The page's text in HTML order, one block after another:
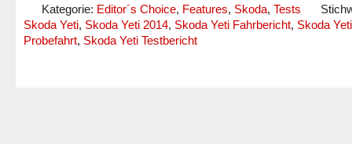
Kategorie: Editor´s Choice, Features, Skoda, Tests
Skoda Yeti, Skoda Yeti 2014, Skoda Yeti Fahrbericht, Skoda Yeti
Probefahrt, Skoda Yeti Testbericht